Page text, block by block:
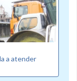
a atender